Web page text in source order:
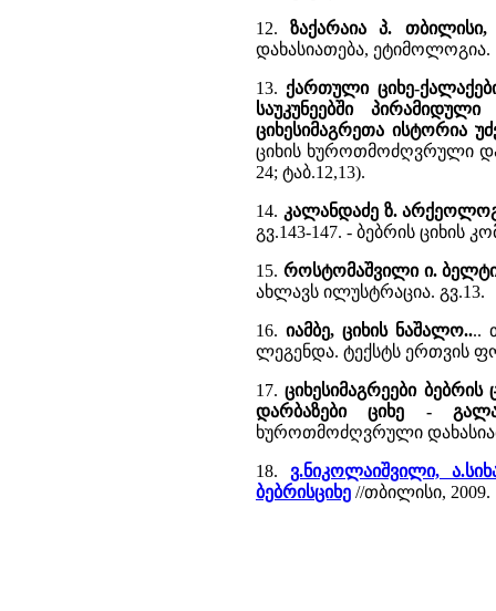
12. ზაქარაია პ.
დახასიათება, ეტიმოლოგია.
13. ქართული ციხე-
საუკუნეებში
ციხესიმაგრეთა
ციხის ხუროთმოძღვრული
24; ტაბ.12,13).
14. კალანდაძე ზ.
გვ.143-147. - ბებრის
15. როსტომაშვილი ი.
ახლავს ილუსტრაცია. გვ.13.
16. იამბე, ციხის ნაშალო....
ლეგენდა. ტექსტს ერთვის
17.ციხესიმაგრეები
დარბაზები ციხე -
ხუროთმოძღვრული
18. ვ.ნიკოლაიშვილი,
ბებრისციხე //თბილისი, 2009.